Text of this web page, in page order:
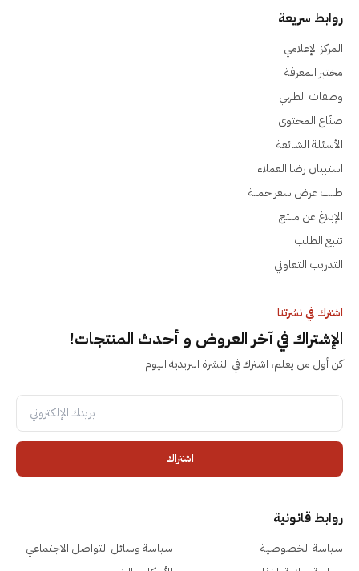
روابط سريعة
المركز الإعلامي
مختبر المعرفة
وصفات الطهي
صنّاع المحتوى
الأسئلة الشائعة
استبيان رضا العملاء
طلب عرض سعر جملة
الإبلاغ عن منتج
تتبع الطلب
التدريب التعاوني
اشترك في نشرتنا
الإشتراك في آخر العروض و أحدث المنتجات!
كن أول من يعلم، اشترك في النشرة البريدية اليوم
اشتراك
روابط قانونية
سياسة الخصوصية
سياسة وسائل التواصل الاجتماعي